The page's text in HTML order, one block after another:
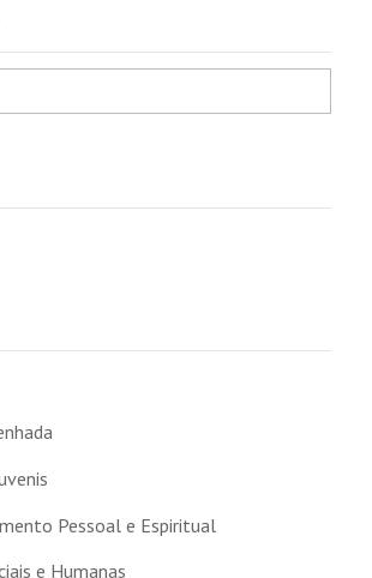
Pessoal e Espiritual
e Humanas